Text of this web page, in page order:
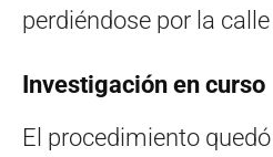
perdiéndose por la
Investigación en curso
El procedimiento